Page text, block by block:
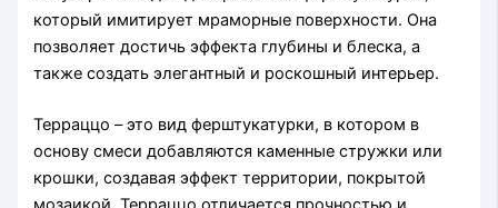
который имитирует мраморные поверхности. Она
позволяет достичь эффекта глубины и блеска, а
также создать элегантный и роскошный интерьер.
Терраццо – это вид ферштукатурки, в котором в
основу смеси добавляются каменные стружки или
крошки, создавая эффект территории, покрытой